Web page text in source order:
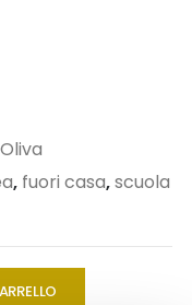
, fuori casa,scuola